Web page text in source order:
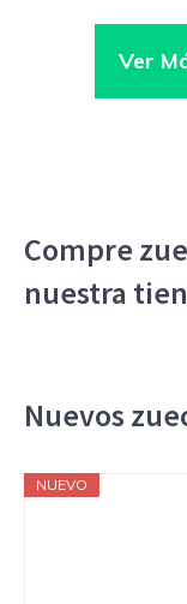
Ver
Compre
nuestra
Nuevos
NUEVO